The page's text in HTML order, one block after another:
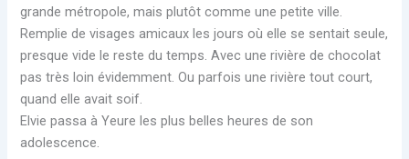
grande métropole, mais plutôt comme une petite ville.
Remplie de visages amicaux les jours où elle se sentait seule,
presque vide le reste du temps. Avec une rivière de chocolat
pas très loin évidemment. Ou parfois une rivière tout court,
quand elle avait soif.
Elvie passa à Yeure les plus belles heures de son
adolescence.